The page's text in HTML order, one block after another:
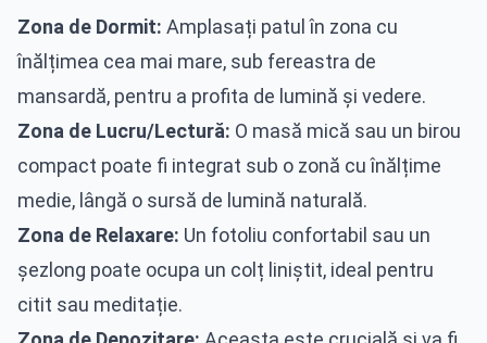
Zona de Dormit: Amplasați patul în zona cu
înălțimea cea mai mare, sub fereastra de
mansardă, pentru a profita de lumină și vedere.
Zona de Lucru/Lectură: O masă mică sau un birou
compact poate fi integrat sub o zonă cu înălțime
medie, lângă o sursă de lumină naturală.
Zona de Relaxare: Un fotoliu confortabil sau un
șezlong poate ocupa un colț liniștit, ideal pentru
citit sau meditație.